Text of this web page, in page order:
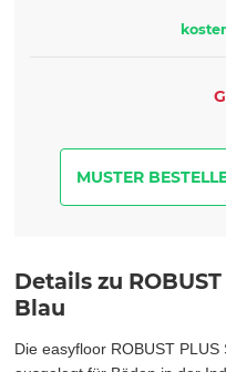
MUSTER
Details zu
Blau
Die easyfloor ROBUST